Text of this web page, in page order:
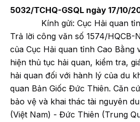
5032/TCHQ-GSQL ngày 17/10/
Kính gửi: Cục Hải quan
Trả lời công văn số 1574/HQCB-
của Cục Hải quan tỉnh Cao Bằng
hiện thủ tục hải quan, kiểm tra,
hải quan đối với hành lý của du
quan Bản Giốc Đức Thiên. Căn
bảo vệ và khai thác tài nguyên
(Việt Nam) - Đức Thiên (Trung